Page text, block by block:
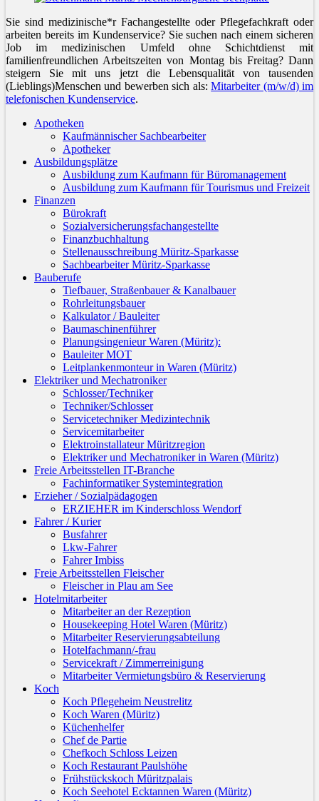
Sie sind medizinische*r Fachangestellte oder Pflegefachkraft oder
arbeiten bereits im Kundenservice? Sie suchen nach einem sicheren
Job im medizinischen Umfeld ohne Schichtdienst mit
familienfreundlichen Arbeitszeiten von Montag bis Freitag? Dann
steigern Sie mit uns jetzt die Lebensqualität von tausenden
(Lieblings)Menschen und bewerben sich als:Mitarbeiter (m/w/d) im
telefonischen Kundenservice.
Apotheken
Kaufmännischer Sachbearbeiter
Apotheker
Ausbildungsplätze
Ausbildung zum Kaufmann für Büromanagement
Ausbildung zum Kaufmann für Tourismus und Freizeit
Finanzen
Bürokraft
Sozialversicherungsfachangestellte
Finanzbuchhaltung
Stellenausschreibung Müritz-Sparkasse
Sachbearbeiter Müritz-Sparkasse
Bauberufe
Tiefbauer, Straßenbauer & Kanalbauer
Rohrleitungsbauer
Kalkulator / Bauleiter
Baumaschinenführer
Planungsingenieur Waren (Müritz):
Bauleiter MOT
Leitplankenmonteur in Waren (Müritz)
Elektriker und Mechatroniker
Schlosser/Techniker
Techniker/Schlosser
Servicetechniker Medizintechnik
Servicemitarbeiter
Elektroinstallateur Müritzregion
Elektriker und Mechatroniker in Waren (Müritz)
Freie Arbeitsstellen IT-Branche
Fachinformatiker Systemintegration
Erzieher / Sozialpädagogen
ERZIEHER im Kinderschloss Wendorf
Fahrer / Kurier
Busfahrer
Lkw-Fahrer
Fahrer Imbiss
Freie Arbeitsstellen Fleischer
Fleischer in Plau am See
Hotelmitarbeiter
Mitarbeiter an der Rezeption
Housekeeping Hotel Waren (Müritz)
Mitarbeiter Reservierungsabteilung
Hotelfachmann/-frau
Servicekraft / Zimmerreinigung
Mitarbeiter Vermietungsbüro & Reservierung
Koch
Koch Pflegeheim Neustrelitz
Koch Waren (Müritz)
Küchenhelfer
Chef de Partie
Chefkoch Schloss Leizen
Koch Restaurant Paulshöhe
Frühstückskoch Müritzpalais
Koch Seehotel Ecktannen Waren (Müritz)